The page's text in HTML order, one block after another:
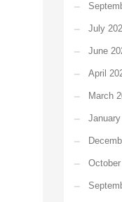
July
June
April
March